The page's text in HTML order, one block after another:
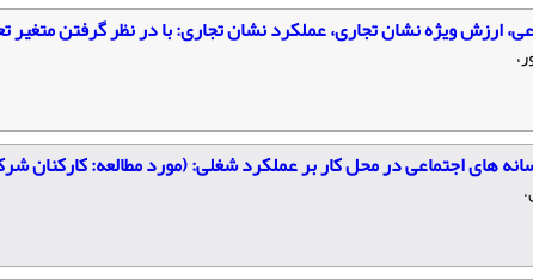
ارزش ویژه‌ نشان تجاری، عملکرد نشان تجاری: با در نظر گرفتن متغیر
های اجتماعی در محل کار بر عملکرد شغلی: (مورد مطالعه: کارکنان